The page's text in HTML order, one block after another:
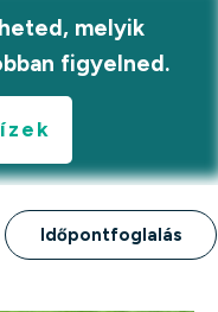
melyik
figyelned.
Időpontfoglalás